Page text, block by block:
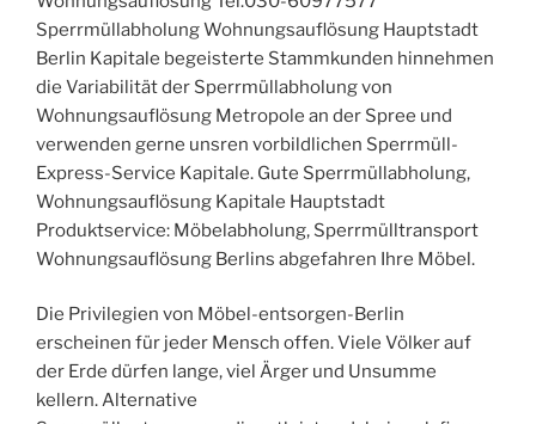
Sperrmüllabholung Wohnungsauflösung Hauptstadt
Berlin Kapitale begeisterte Stammkunden hinnehmen
die Variabilität der Sperrmüllabholung von
Wohnungsauflösung Metropole an der Spree und
verwenden gerne unsren vorbildlichen Sperrmüll-
Express-Service Kapitale. Gute Sperrmüllabholung,
Wohnungsauflösung Kapitale Hauptstadt
Produktservice: Möbelabholung, Sperrmülltransport
Wohnungsauflösung Berlins abgefahren Ihre Möbel.
Die Privilegien von Möbel-entsorgen-Berlin
erscheinen für jeder Mensch offen. Viele Völker auf
der Erde dürfen lange, viel Ärger und Unsumme
kellern. Alternative